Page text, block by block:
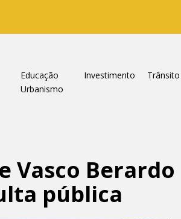
Educação Investimento
Trânsito
Urbanismo
Vasco
pública